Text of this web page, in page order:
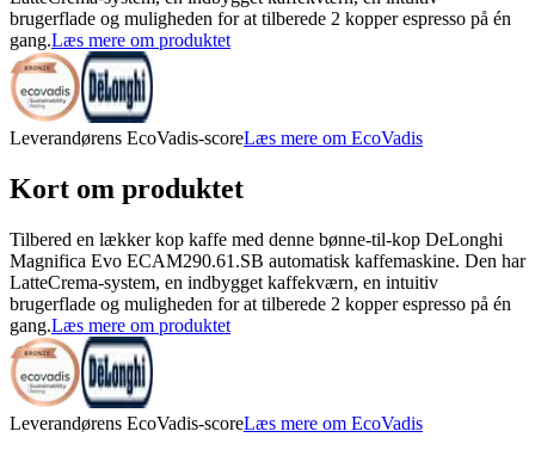
brugerflade og muligheden for at tilberede 2 kopper espresso på én
gang.Læs mere om produktet
Leverandørens EcoVadis-scoreLæs mere om EcoVadis
Kort om produktet
Tilbered en lækker kop kaffe med denne bønne-til-kop DeLonghi
Magnifica Evo ECAM290.61.SB automatisk kaffemaskine. Den har
LatteCrema-system, en indbygget kaffekværn, en intuitiv
brugerflade og muligheden for at tilberede 2 kopper espresso på én
gang.Læs mere om produktet
Leverandørens EcoVadis-scoreLæs mere om EcoVadis